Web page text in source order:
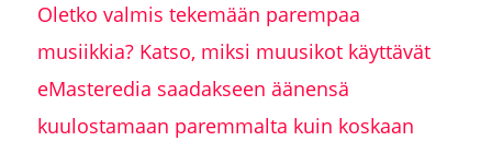
Oletko valmis tekemään parempaa
musiikkia? Katso, miksi muusikot käyttävät
eMasteredia saadakseen äänensä
kuulostamaan paremmalta kuin koskaan